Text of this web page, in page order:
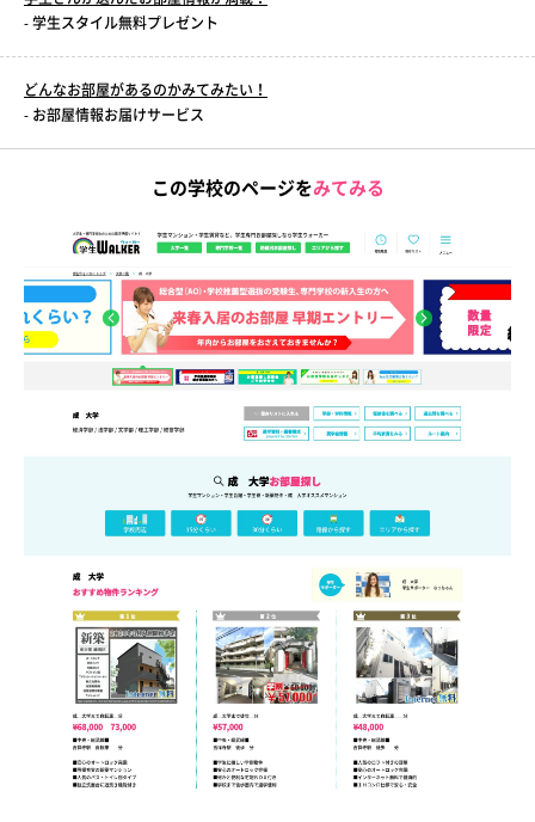
- 学生スタイル無料プレゼント
どんなお部屋があるのかみてみたい！
- お部屋情報お届けサービス
この学校のページをみてみる